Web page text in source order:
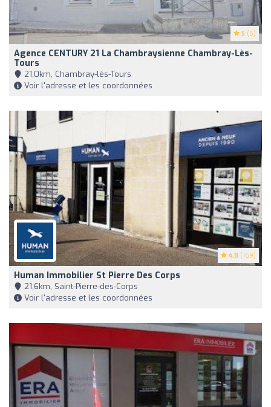
5 (5)
Agence CENTURY 21 La Chambraysienne Chambray-Lès-
Tours
21,0km, Chambray-lès-Tours
Voir l'adresse et les coordonnées
4.8 (169)
Human Immobilier St Pierre Des Corps
21,6km, Saint-Pierre-des-Corps
Voir l'adresse et les coordonnées